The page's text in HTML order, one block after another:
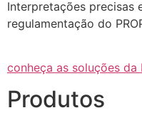
Interpretações precisas
regulamentação do
conheça as soluções da
Produtos